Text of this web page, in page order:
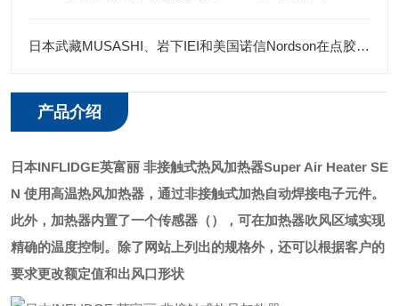
日本武藏MUSASHI、岩下IEI和美国诺信Nordson在点胶机领域各有优势
产品介绍
日本INFLIDGE英富丽 非接触式热风加热器Super Air Heater SE
N 使用高温热风加热器，通过非接触式加热自动焊接电子元件。
此外，加热器内置了一个传感器（），可在加热器吹风区域实现
精确的温度控制。 除了网站上列出的规格外，还可以根据客户的
要求更改额定值和出风口形状